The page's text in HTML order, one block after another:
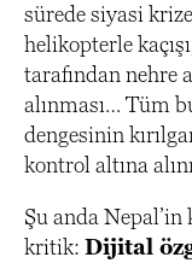
sürede siyasi
helikopterle
tarafından nehre
alınması… Tüm
dengesinin
kontrol altına
Şu anda Nepal’in
kritik: Dijital